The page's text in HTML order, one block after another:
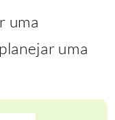
uma
uma